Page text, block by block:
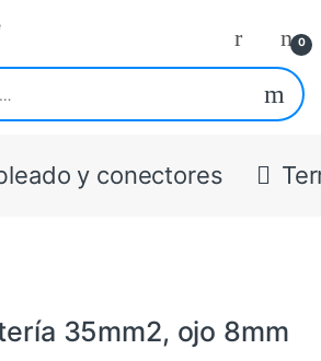
0
y conectores
35mm2, ojo 8mm